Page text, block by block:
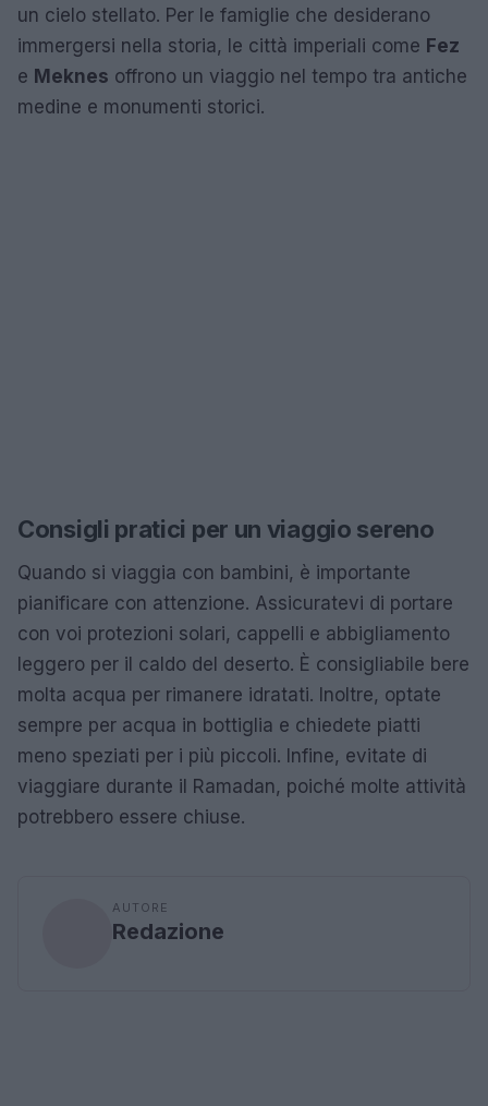
un cielo stellato. Per le famiglie che desiderano
immergersi nella storia, le città imperiali come Fez
e Meknes offrono un viaggio nel tempo tra antiche
medine e monumenti storici.
Consigli pratici per un viaggio sereno
Quando si viaggia con bambini, è importante
pianificare con attenzione. Assicuratevi di portare
con voi protezioni solari, cappelli e abbigliamento
leggero per il caldo del deserto. È consigliabile bere
molta acqua per rimanere idratati. Inoltre, optate
sempre per acqua in bottiglia e chiedete piatti
meno speziati per i più piccoli. Infine, evitate di
viaggiare durante il Ramadan, poiché molte attività
potrebbero essere chiuse.
AUTORE
Redazione